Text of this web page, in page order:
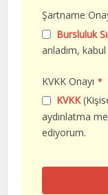
Şartname
Bursluluk
anladım,
KVKK Onayı *
KVKK
aydınlatma
ediyorum.